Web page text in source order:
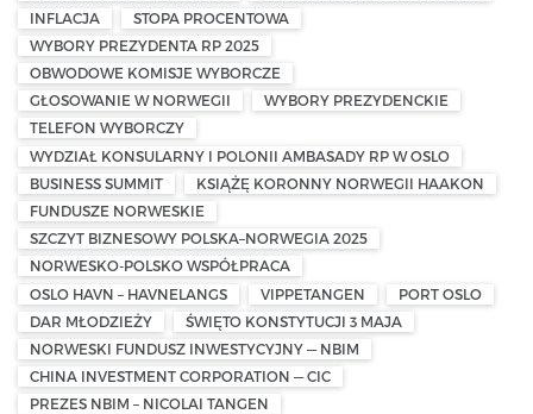
INFLACJA
STOPA PROCENTOWA
WYBORY PREZYDENTA RP 2025
OBWODOWE KOMISJE WYBORCZE
GŁOSOWANIE W NORWEGII
WYBORY PREZYDENCKIE
TELEFON WYBORCZY
WYDZIAŁ KONSULARNY I POLONII AMBASADY RP W OSLO
BUSINESS SUMMIT
KSIĄŻĘ KORONNY NORWEGII HAAKON
FUNDUSZE NORWESKIE
SZCZYT BIZNESOWY POLSKA–NORWEGIA 2025
NORWESKO-POLSKO WSPÓŁPRACA
OSLO HAVN – HAVNELANGS
VIPPETANGEN
PORT OSLO
DAR MŁODZIEŻY
ŚWIĘTO KONSTYTUCJI 3 MAJA
NORWESKI FUNDUSZ INWESTYCYJNY — NBIM
CHINA INVESTMENT CORPORATION — CIC
PREZES NBIM – NICOLAI TANGEN